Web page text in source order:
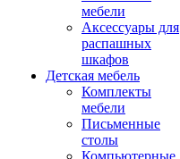
мебели
Аксессуары для
распашных
шкафов
Детская мебель
Комплекты
мебели
Письменные
столы
Компьютерные